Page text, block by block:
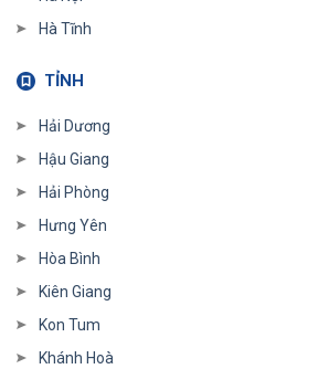
Hà Tĩnh
TỈNH
Hải Dương
Hậu Giang
Hải Phòng
Hưng Yên
Hòa Bình
Kiên Giang
Kon Tum
Khánh Hoà